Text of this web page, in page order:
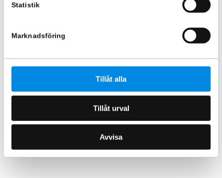
Statistik
Marknadsföring
Tillåt alla
Tillåt urval
Avvisa
2021+
9 215kr
Inkl. moms